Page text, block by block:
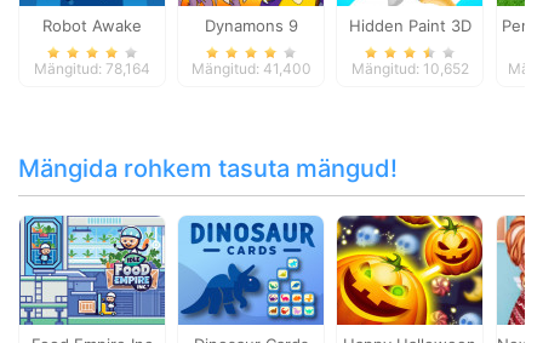
Robot Awake
Mängitud: 78,164
Dynamons 9
Mängitud: 41,400
Hidden Paint 3D
Mängitud: 10,652
Mängida rohkem tasuta mängud!